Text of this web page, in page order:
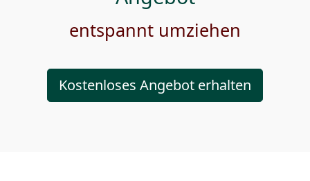
entspannt umziehen
Kostenloses Angebot erhalten